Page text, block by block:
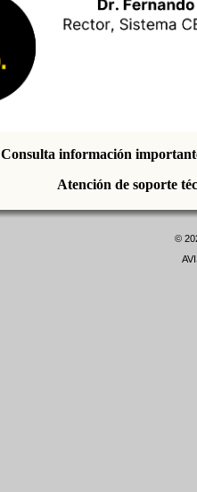
Consulta información
Atención de soporte
©